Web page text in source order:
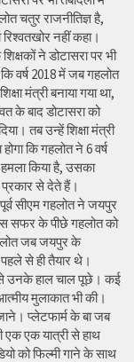
चतुर राजनीतिज्ञ है,
नहीं कहा।
ने डोटासरा पर भी
वर्ष 2018 में जब गहलोत
मंत्री बनाया गया था,
के बाद डोटासरा को
तब उन्हें शिक्षा मंत्री
कि गहलोत ने 6 वर्ष
हमला किया है, उसका
प्रकार से देते हैं।
सीएम गहलोत ने जयपुर
सफर के पीछे गहलोत को
जब जयपुर के
से ही तैयार थे।
से उनके हाल चाल पूछे। कई
मुलाकात भी की।
प्लेटफार्म के बा जब
एक एक यात्री से हाथ
को फिल्मी गाने के साथ